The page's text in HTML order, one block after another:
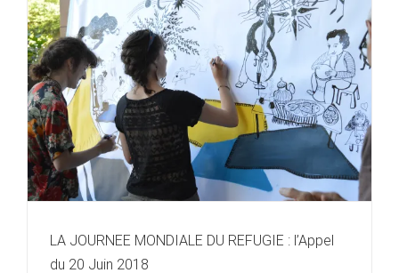
LA JOURNEE MONDIALE DU REFUGIE : l’Appel du 20
Juin 2018
A la une Actions Infos
LA JOURNEE MONDIALE DU REFUGIE : l’Appel
du 20 Juin 2018